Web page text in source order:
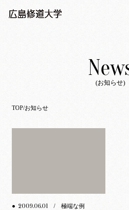
(お知らせ)
TOP お知らせ
● 2009.06.01 / 極端な例